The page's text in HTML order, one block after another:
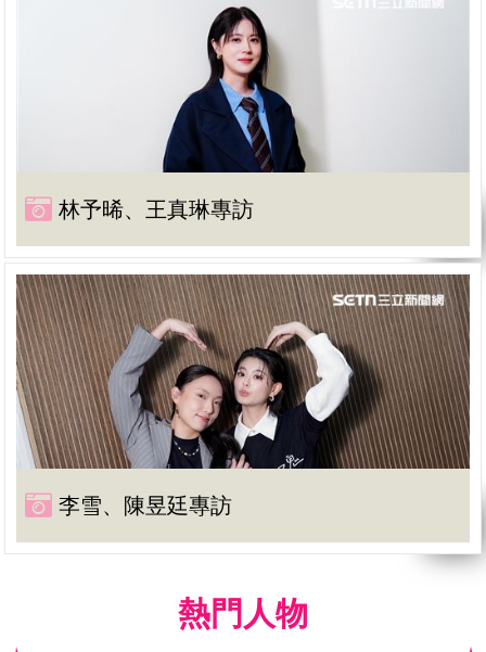
林予晞、王真琳專訪
李雪、陳昱廷專訪
熱門人物